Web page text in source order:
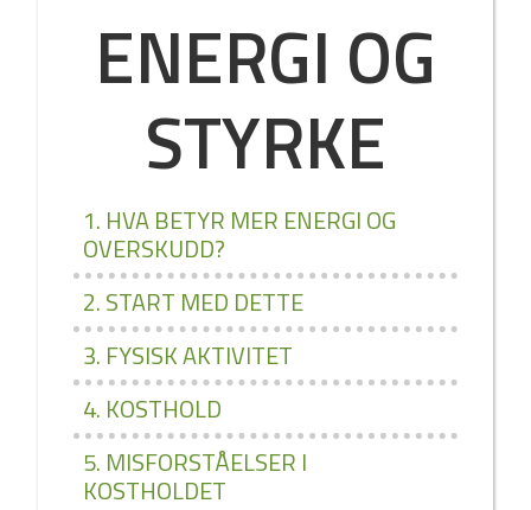
ENERGI OG
STYRKE
1. HVA BETYR MER ENERGI OG
OVERSKUDD?
2. START MED DETTE
3. FYSISK AKTIVITET
4. KOSTHOLD
5. MISFORSTÅELSER I
KOSTHOLDET